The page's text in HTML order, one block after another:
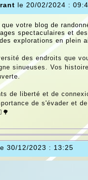
le 20/02/2024 :
votre blog de
spectaculaires et
explorations en plein
des endroits que
sinueuses. Vos
de liberté et de
de s'évader et
30/12/2023 : 13:25